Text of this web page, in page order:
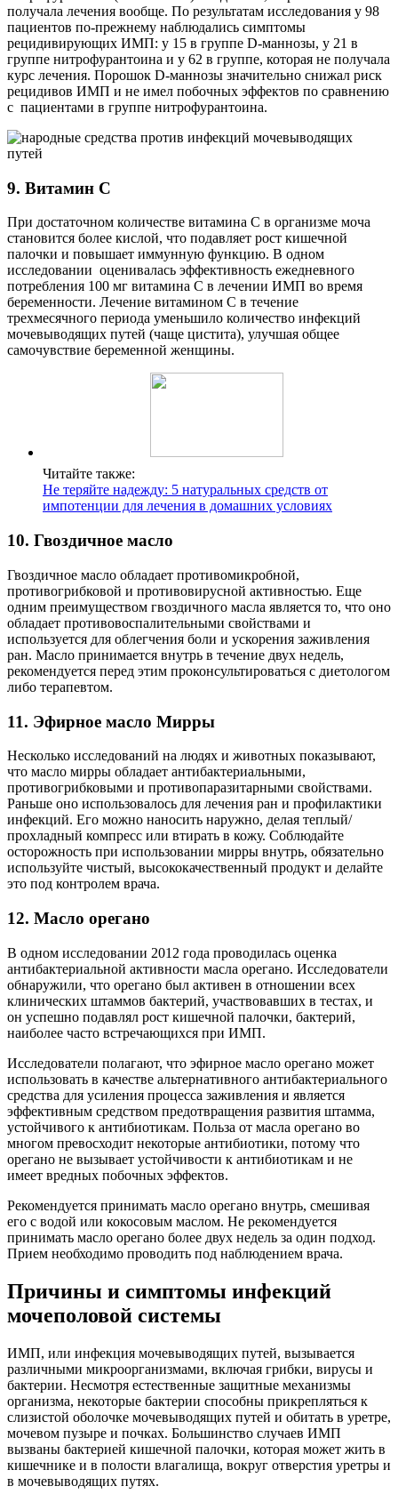
получала лечения вообще. По результатам исследования у 98
пациентов по-прежнему наблюдались симптомы
рецидивирующих ИМП: у 15 в группе D-маннозы, у 21 в
группе нитрофурантоина и у 62 в группе, которая не получала
курс лечения. Порошок D-маннозы значительно снижал риск
рецидивов ИМП и не имел побочных эффектов по сравнению
с пациентами в группе нитрофурантоина.
9. Витамин С
При достаточном количестве витамина С в организме моча
становится более кислой, что подавляет рост кишечной
палочки и повышает иммунную функцию. В одном
исследовании оценивалась эффективность ежедневного
потребления 100 мг витамина С в лечении ИМП во время
беременности. Лечение витамином С в течение
трехмесячного периода уменьшило количество инфекций
мочевыводящих путей (чаще цистита), улучшая общее
самочувствие беременной женщины.
Читайте также:
Не теряйте надежду: 5 натуральных средств от
импотенции для лечения в домашних условиях
10. Гвоздичное масло
Гвоздичное масло обладает противомикробной,
противогрибковой и противовирусной активностью. Еще
одним преимуществом гвоздичного масла является то, что оно
обладает противовоспалительными свойствами и
используется для облегчения боли и ускорения заживления
ран. Масло принимается внутрь в течение двух недель,
рекомендуется перед этим проконсультироваться с диетологом
либо терапевтом.
11. Эфирное масло Мирры
Несколько исследований на людях и животных показывают,
что масло мирры обладает антибактериальными,
противогрибковыми и противопаразитарными свойствами.
Раньше оно использовалось для лечения ран и профилактики
инфекций. Его можно наносить наружно, делая теплый/
прохладный компресс или втирать в кожу. Соблюдайте
осторожность при использовании мирры внутрь, обязательно
используйте чистый, высококачественный продукт и делайте
это под контролем врача.
12. Масло орегано
В одном исследовании 2012 года проводилась оценка
антибактериальной активности масла орегано. Исследователи
обнаружили, что орегано был активен в отношении всех
клинических штаммов бактерий, участвовавших в тестах, и
он успешно подавлял рост кишечной палочки, бактерий,
наиболее часто встречающихся при ИМП.
Исследователи полагают, что эфирное масло орегано может
использовать в качестве альтернативного антибактериального
средства для усиления процесса заживления и является
эффективным средством предотвращения развития штамма,
устойчивого к антибиотикам. Польза от масла орегано во
многом превосходит некоторые антибиотики, потому что
орегано не вызывает устойчивости к антибиотикам и не
имеет вредных побочных эффектов.
Рекомендуется принимать масло орегано внутрь, смешивая
его с водой или кокосовым маслом. Не рекомендуется
принимать масло орегано более двух недель за один подход.
Прием необходимо проводить под наблюдением врача.
Причины и симптомы инфекций
мочеполовой системы
ИМП, или инфекция мочевыводящих путей, вызывается
различными микроорганизмами, включая грибки, вирусы и
бактерии. Несмотря естественные защитные механизмы
организма, некоторые бактерии способны прикрепляться к
слизистой оболочке мочевыводящих путей и обитать в уретре,
мочевом пузыре и почках. Большинство случаев ИМП
вызваны бактерией кишечной палочки, которая может жить в
кишечнике и в полости влагалища, вокруг отверстия уретры и
в мочевыводящих путях.